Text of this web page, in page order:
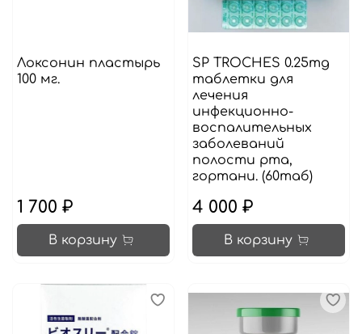
Локсонин пластырь
100 мг.
1 700 ₽
В корзину
SP TROCHES 0.25mg
таблетки для
лечения
инфекционно-
воспалительных
заболеваний
полости рта,
гортани. (60таб)
4 000 ₽
В корзину